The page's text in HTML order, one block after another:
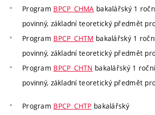
Program BPCP_CHMA bakalářský 1
povinný, základní teoretický předmět
Program BPCP_CHTM bakalářský 1
povinný, základní teoretický předmět
Program BPCP_CHTN bakalářský 1
povinný, základní teoretický předmět
Program BPCP_CHTP bakalářský